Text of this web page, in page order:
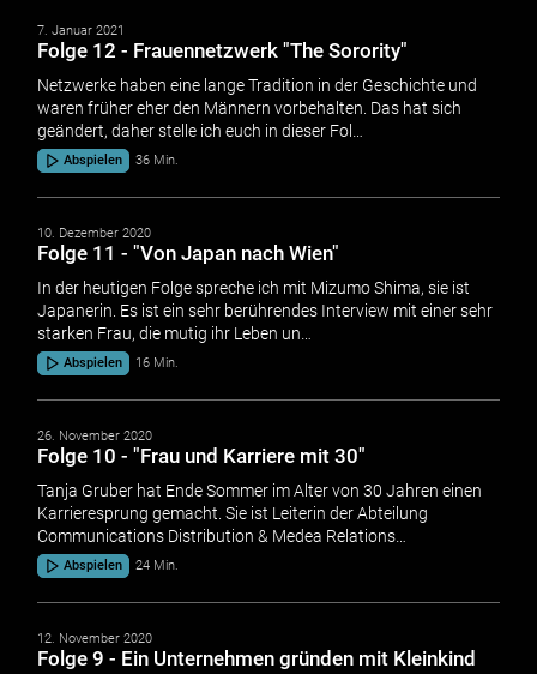
7. Januar 2021
Folge 12 - Frauennetzwerk "The Sorority"
Netzwerke haben eine lange Tradition in der Geschichte und
waren früher eher den Männern vorbehalten. Das hat sich
geändert, daher stelle ich euch in dieser Fol…
Abspielen 36 Min.
10. Dezember 2020
Folge 11 - "Von Japan nach Wien"
In der heutigen Folge spreche ich mit Mizumo Shima, sie ist
Japanerin. Es ist ein sehr berührendes Interview mit einer sehr
starken Frau, die mutig ihr Leben un…
Abspielen 16 Min.
26. November 2020
Folge 10 - "Frau und Karriere mit 30"
Tanja Gruber hat Ende Sommer im Alter von 30 Jahren einen
Karrieresprung gemacht. Sie ist Leiterin der Abteilung
Communications Distribution & Medea Relations…
Abspielen 24 Min.
12. November 2020
Folge 9 - Ein Unternehmen gründen mit Kleinkind